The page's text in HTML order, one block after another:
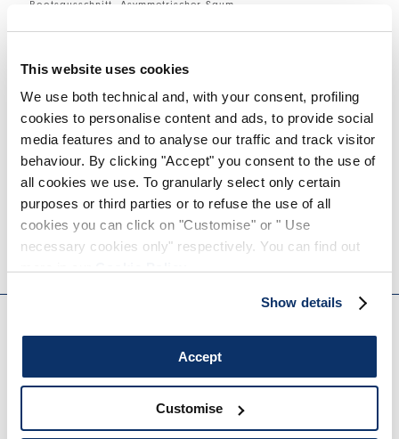
This website uses cookies
We use both technical and, with your consent, profiling
cookies to personalise content and ads, to provide social
media features and to analyse our traffic and track visitor
behaviour. By clicking "Accept" you consent to the use of
all cookies we use. To granularly select only certain
purposes or third parties or to refuse the use of all
cookies you can click on "Customise" or " Use
necessary cookies only" respectively. You can find out
Show details
Accept
Customise
Bootsausschnitt. Asymmetrischer Saum.
EINZELHEITEN ZUM PRODUKT
Kantakte | Versand | Teilen
EVERYDAY COUTURE
MELDEN SIE SICH FÜR UNSEREN NEWSLETTER AN